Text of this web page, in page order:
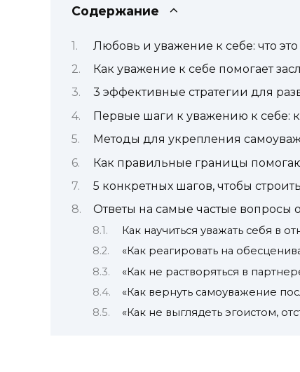
Содержание
Любовь и уважение к себе: что
Как уважение к себе помогает
3 эффективные стратегии для
Первые шаги к уважению к себе:
Методы для укрепления
Как правильные границы
5 конкретных шагов, чтобы
Ответы на самые частые вопросы
Как научиться уважать себя в
«Как реагировать на
«Как не растворяться в
«Как вернуть самоуважение
«Как не выглядеть эгоистом,